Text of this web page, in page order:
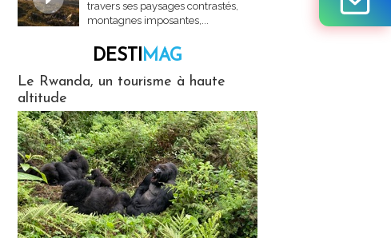
travers ses paysages contrastés,
montagnes imposantes,...
DESTIMAG
Le Rwanda, un tourisme à haute
altitude